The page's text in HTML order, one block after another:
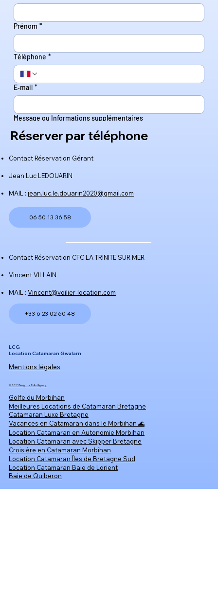
LCG
Location Catamaran Gwalarn
Mentions légales
© 2023 Design par E-Ard Agency
Prénom *
Téléphone *
E‑mail *
Message ou Informations supplémentaires
Réserver par téléphone
Contact Réservation Gérant
Jean Luc LEDOUARIN​​
MAIL : jean.luc.le.douarin2020@gmail.com
06 50 13 36 58
Contact Réservation CFC LA TRINITE SUR MER
Vincent VILLAIN
MAIL : Vincent@voilier-location.com
+33 6 23 02 60 48
Golfe du Morbihan
Meilleures Locations de Catamaran Bretagne
Catamaran Luxe Bretagne
Vacances en Catamaran dans le Morbihan 🌊
Location Catamaran en Autonomie Morbihan
Location Catamaran avec Skipper Bretagne
Croisière en Catamaran Morbihan
Location Catamaran Îles de Bretagne Sud
Location Catamaran Baie de Lorient
Baie de Quiberon